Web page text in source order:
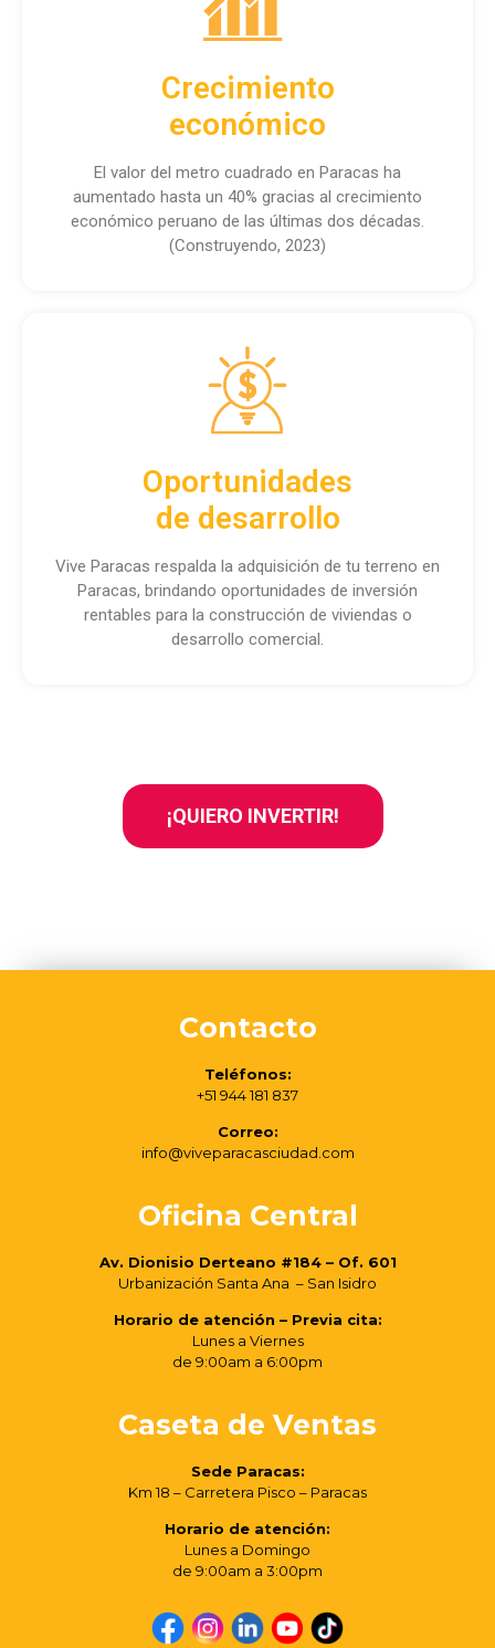
Crecimiento
económico
El valor del metro cuadrado en Paracas ha
aumentado hasta un 40% gracias al crecimiento
económico peruano de las últimas dos décadas.
(Construyendo, 2023)
Oportunidades
de desarrollo
Vive Paracas respalda la adquisición de tu terreno en
Paracas, brindando oportunidades de inversión
rentables para la construcción de viviendas o
desarrollo comercial.
¡QUIERO INVERTIR!
Contacto
Teléfonos:
+51 944 181 837
Correo:
info@viveparacasciudad.com
Oficina Central
Av. Dionisio Derteano #184 – Of. 601
Urbanización Santa Ana – San Isidro
Horario de atención – Previa cita:
Lunes a Viernes
de 9:00am a 6:00pm
Caseta de Ventas
Sede Paracas:
Km 18 – Carretera Pisco – Paracas
Horario de atención:
Lunes a Domingo
de 9:00am a 3:00pm